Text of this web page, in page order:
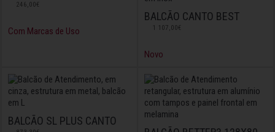
246,00€
Com Marcas de Uso
BALCÃO CANTO BEST
1 107,00€
Novo
BALCÃO SL PLUS CANTO